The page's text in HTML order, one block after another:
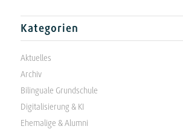
Kategorien
Aktuelles
Archiv
Bilinguale Grundschule
Digitalisierung & KI
Ehemalige & Alumni